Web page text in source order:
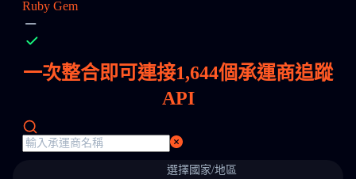
Ruby Gem
一次整合即可連接1,644個承運商追蹤
API
選擇國家/地區